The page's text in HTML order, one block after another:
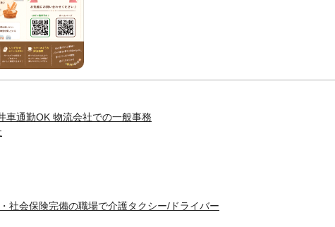
車通勤OK 物流会社での一般事務
社会保険完備の職場で介護タクシー/ドライバー